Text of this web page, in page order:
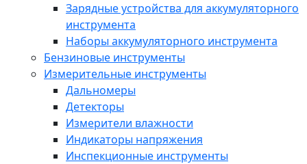
Зарядные устройства для аккумуляторного
инструмента
Наборы аккумуляторного инструмента
Бензиновые инструменты
Измерительные инструменты
Дальномеры
Детекторы
Измерители влажности
Индикаторы напряжения
Инспекционные инструменты